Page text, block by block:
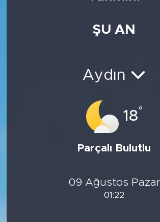
ŞU AN
Aydın
18°
Parçalı Bulutlu
09 Ağustos Pazar
01:22
GURBETTEN SILAYA